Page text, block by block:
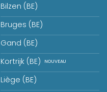
Bilzen (BE)
Bruges (BE)
Gand (BE)
Kortrijk (BE)
Liège (BE)